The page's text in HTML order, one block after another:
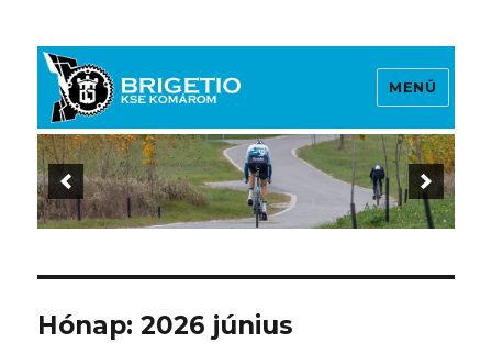
Brigetio KSE
MENÜ
Hónap:2026 június